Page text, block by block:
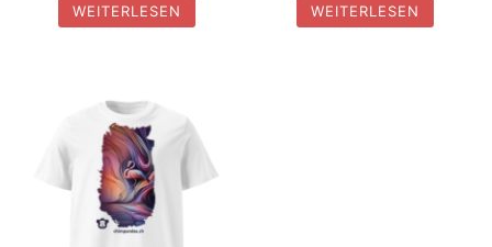
WEITERLESEN WEITERLESEN